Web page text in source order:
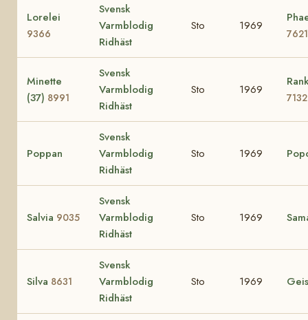
Lorelei
9366
Svensk
Varmblodig
Ridhäst
Sto 1969
7621
Minette
(37) 8991
Svensk
Varmblodig
Ridhäst
Sto 1969
7132
Poppan
Svensk
Varmblodig
Ridhäst
Sto 1969
Salvia 9035
Svensk
Varmblodig
Ridhäst
Sto 1969
Silva 8631
Svensk
Varmblodig
Ridhäst
Sto 1969